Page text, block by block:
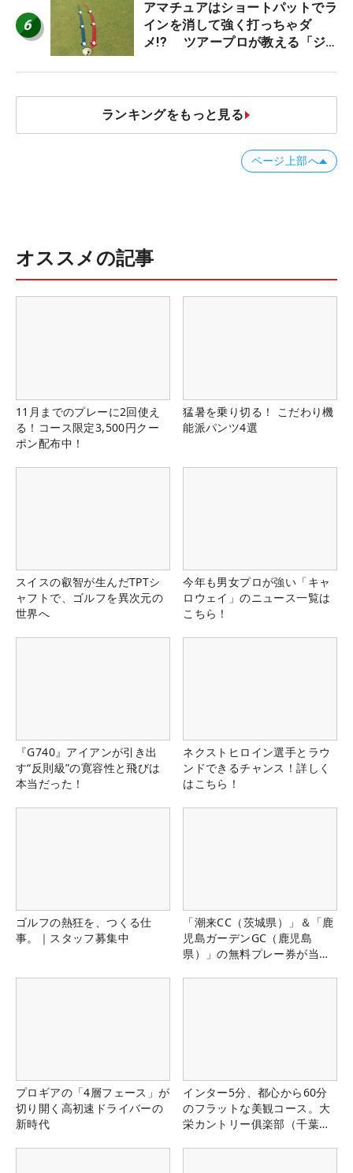
6
アマチュアはショートパットでラ
インを消して強く打っちゃダ
メ!? ツアープロが教える「ジ
減するワケ
ランキングをもっと見る
ページ上部へ
オススメの記事
11月までのプレーに2回使え
る！コース限定3,500円クー
ポン配布中！
猛暑を乗り切る！ こだわり機
能派パンツ4選
スイスの叡智が生んだTPTシ
ャフトで、ゴルフを異次元の
世界へ
今年も男女プロが強い「キャ
ロウェイ」のニュース一覧は
こちら！
『G740』アイアンが引き出
す“反則級”の寛容性と飛びは
本当だった！
ネクストヒロイン選手とラウ
ンドできるチャンス！詳しく
はこちら！
ゴルフの熱狂を、つくる仕
事。｜スタッフ募集中
「潮来CC（茨城県）」＆「鹿
児島ガーデンGC（鹿児島
県）」の無料プレー券が当た
プロギアの「4層フェース」が
切り開く高初速ドライバーの
新時代
インター5分、都心から60分
のフラットな美観コース。大
栄カントリー俱楽部（千葉